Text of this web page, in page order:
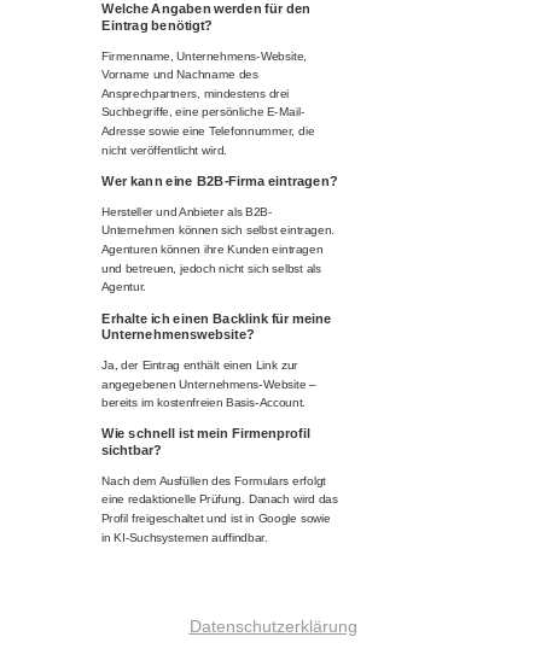
Datenschutzerklärung
Welche Angaben werden für den
Eintrag benötigt?
Firmenname, Unternehmens-Website,
Vorname und Nachname des
Ansprechpartners, mindestens drei
Suchbegriffe, eine persönliche E-Mail-
Adresse sowie eine Telefonnummer, die
nicht veröffentlicht wird.
Wer kann eine B2B-Firma eintragen?
Hersteller und Anbieter als B2B-
Unternehmen können sich selbst eintragen.
Agenturen können ihre Kunden eintragen
und betreuen, jedoch nicht sich selbst als
Agentur.
Erhalte ich einen Backlink für meine
Unternehmenswebsite?
Ja, der Eintrag enthält einen Link zur
angegebenen Unternehmens-Website –
bereits im kostenfreien Basis-Account.
Wie schnell ist mein Firmenprofil
sichtbar?
Nach dem Ausfüllen des Formulars erfolgt
eine redaktionelle Prüfung. Danach wird das
Profil freigeschaltet und ist in Google sowie
in KI-Suchsystemen auffindbar.